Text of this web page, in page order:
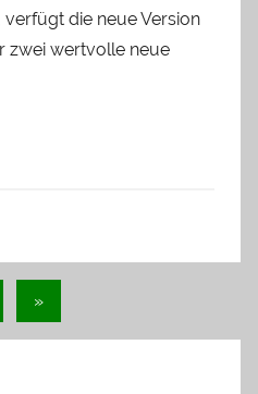
die neue Version
zwei wertvolle neue
Nächste
»